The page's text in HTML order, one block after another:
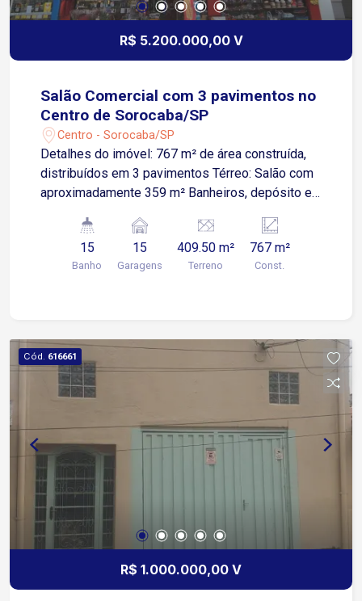
R$ 5.200.000,00 V
Salão Comercial com 3 pavimentos no
Centro de Sorocaba/SP
Centro - Sorocaba/SP
Detalhes do imóvel: 767 m² de área construída,
distribuídos em 3 pavimentos Térreo: Salão com
aproximadamente 359 m² Banheiros, depósito e
Apartamento amplo Terceiro pavimento: Salão
comercial Apartamento com 3 dormitórios
Localização: Imóvel situado no Centro de
as principais vias da cidade. Agende uma visita e
conheça o potencial deste imóvel!
15
Banho
15
Garagens
409.50 m²
Terreno
767 m²
Const.
Cód. 616661
R$ 1.000.000,00 V